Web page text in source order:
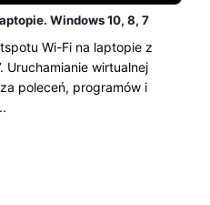
Windows 10, 8, 7
Wi-Fi na laptopie z
Uruchamianie wirtualnej
poleceń, programów i